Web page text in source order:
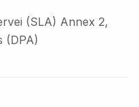
(SLA) Annex 2,
(DPA)